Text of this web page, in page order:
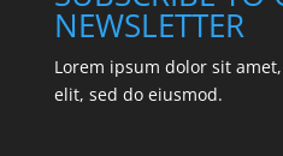
NEWSLETTER
Lorem ipsum dolor sit
elit, sed do eiusmod.